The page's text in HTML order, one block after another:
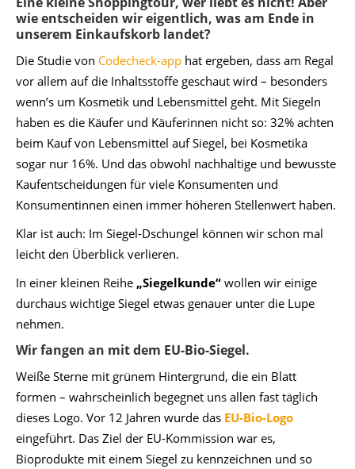
wie entscheiden wir eigentlich, was am Ende in
unserem Einkaufskorb landet?
Die Studie von Codecheck-app hat ergeben, dass am Regal
vor allem auf die Inhaltsstoffe geschaut wird – besonders
wenn’s um Kosmetik und Lebensmittel geht. Mit Siegeln
haben es die Käufer und Käuferinnen nicht so: 32% achten
beim Kauf von Lebensmittel auf Siegel, bei Kosmetika
sogar nur 16%. Und das obwohl nachhaltige und bewusste
Kaufentscheidungen für viele Konsumenten und
Konsumentinnen einen immer höheren Stellenwert haben.
Klar ist auch: Im Siegel-Dschungel können wir schon mal
leicht den Überblick verlieren.
In einer kleinen Reihe „Siegelkunde“ wollen wir einige
durchaus wichtige Siegel etwas genauer unter die Lupe
nehmen.
Wir fangen an mit dem EU-Bio-Siegel.
Weiße Sterne mit grünem Hintergrund, die ein Blatt
formen – wahrscheinlich begegnet uns allen fast täglich
dieses Logo. Vor 12 Jahren wurde das EU-Bio-Logo
eingeführt. Das Ziel der EU-Kommission war es,
Bioprodukte mit einem Siegel zu kennzeichnen und so